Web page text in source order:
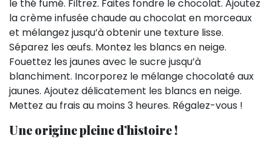
le thé fumé. Filtrez. Faites fondre le chocolat. Ajoutez
la crème infusée chaude au chocolat en morceaux
et mélangez jusqu’à obtenir une texture lisse.
Séparez les œufs. Montez les blancs en neige.
Fouettez les jaunes avec le sucre jusqu’à
blanchiment. Incorporez le mélange chocolaté aux
jaunes. Ajoutez délicatement les blancs en neige.
Mettez au frais au moins 3 heures. Régalez-vous !
Une origine pleine d’histoire !